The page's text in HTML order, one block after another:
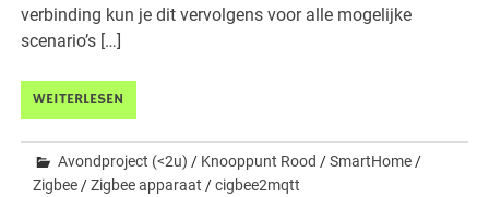
verbinding kun je dit vervolgens voor alle mogelijke
scenario’s […]
WEITERLESEN
Avondproject (<2u) / Knooppunt Rood /SmartHome /
Zigbee /Zigbee apparaat /cigbee2mqtt